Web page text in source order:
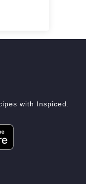
with Inspiced.